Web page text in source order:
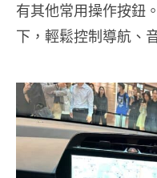
有其他常用操作按鈕
下，輕鬆控制導航、